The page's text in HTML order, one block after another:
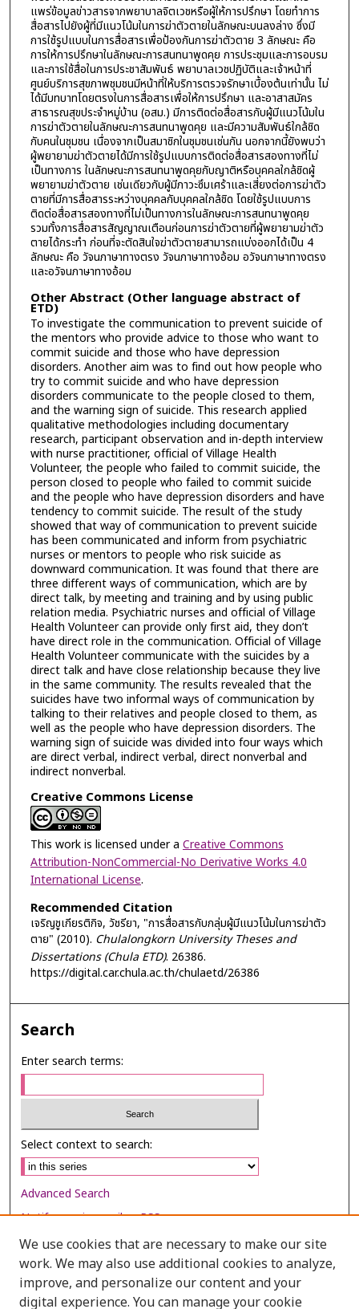
แพร่ข้อมูลข่าวสารจากพยาบาลจิตเวชหรือผู้ให้การปรึกษา โดยทำการ
สื่อสารไปยังผู้ที่มีแนวโน้มในการฆ่าตัวตายในลักษณะบนลงล่าง ซึ่งมี
การใช้รูปแบบในการสื่อสารเพื่อป้องกันการฆ่าตัวตาย 3 ลักษณะ คือ
การให้การปรึกษาในลักษณะการสนทนาพูดคุย การประชุมและการอบรม
และการใช้สื่อในการประชาสัมพันธ์ พยาบาลเวชปฏิบัติและเจ้าหน้าที่
ศูนย์บริการสุขภาพชุมชนมีหน้าที่ให้บริการตรวจรักษาเบื้องต้นเท่านั้น ไม่
ได้มีบทบาทโดยตรงในการสื่อสารเพื่อให้การปรึกษา และอาสาสมัคร
สาธารณสุขประจำหมู่บ้าน (อสม.) มีการติดต่อสื่อสารกับผู้มีแนวโน้มใน
การฆ่าตัวตายในลักษณะการสนทนาพูดคุย และมีความสัมพันธ์ใกล้ชิด
กับคนในชุมชน เนื่องจากเป็นสมาชิกในชุมชนเช่นกัน นอกจากนี้ยังพบว่า
ผู้พยายามฆ่าตัวตายได้มีการใช้รูปแบบการติดต่อสื่อสารสองทางที่ไม่
เป็นทางการ ในลักษณะการสนทนาพูดคุยกับญาติหรือบุคคลใกล้ชิดผู้
พยายามฆ่าตัวตาย เช่นเดียวกับผู้มีภาวะซึมเศร้าและเสี่ยงต่อการฆ่าตัว
ตายที่มีการสื่อสารระหว่างบุคคลกับบุคคลใกล้ชิด โดยใช้รูปแบบการ
ติดต่อสื่อสารสองทางที่ไม่เป็นทางการในลักษณะการสนทนาพูดคุย
รวมทั้งการสื่อสารสัญญาณเตือนก่อนการฆ่าตัวตายที่ผู้พยายามฆ่าตัว
ตายได้กระทำ ก่อนที่จะตัดสินใจฆ่าตัวตายสามารถแบ่งออกได้เป็น 4
ลักษณะ คือ วัจนภาษาทางตรง วัจนภาษาทางอ้อม อวัจนภาษาทางตรง
และอวัจนภาษาทางอ้อม
Other Abstract (Other language abstract of
ETD)
To investigate the communication to prevent suicide of
the mentors who provide advice to those who want to
commit suicide and those who have depression
disorders. Another aim was to find out how people who
try to commit suicide and who have depression
disorders communicate to the people closed to them,
and the warning sign of suicide. This research applied
qualitative methodologies including documentary
research, participant observation and in-depth interview
with nurse practitioner, official of Village Health
Volunteer, the people who failed to commit suicide, the
person closed to people who failed to commit suicide
and the people who have depression disorders and have
tendency to commit suicide. The result of the study
showed that way of communication to prevent suicide
has been communicated and inform from psychiatric
nurses or mentors to people who risk suicide as
downward communication. It was found that there are
three different ways of communication, which are by
direct talk, by meeting and training and by using public
relation media. Psychiatric nurses and official of Village
Health Volunteer can provide only first aid, they don’t
have direct role in the communication. Official of Village
Health Volunteer communicate with the suicides by a
direct talk and have close relationship because they live
in the same community. The results revealed that the
suicides have two informal ways of communication by
talking to their relatives and people closed to them, as
well as the people who have depression disorders. The
warning sign of suicide was divided into four ways which
are direct verbal, indirect verbal, direct nonverbal and
indirect nonverbal.
Creative Commons License
This work is licensed under a Creative Commons
Attribution-NonCommercial-No Derivative Works 4.0
International License.
Recommended Citation
เจริญชูเกียรติกิจ, วัชรียา, "การสื่อสารกับกลุ่มผู้มีแนวโน้มในการฆ่าตัว
ตาย" (2010). Chulalongkorn University Theses and
Dissertations (Chula ETD). 26386.
https://digital.car.chula.ac.th/chulaetd/26386
Search
Enter search terms:
Select context to search:
Advanced Search
Notify me via email orRSS
Browse
Collections
Disciplines
We use cookies that are necessary to make our site
work. We may also use additional cookies to analyze,
improve, and personalize our content and your
digital experience. You can manage your cookie